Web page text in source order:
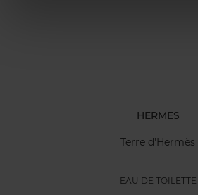
HERMES
Terre d'Hermès
EAU DE TOILETTE